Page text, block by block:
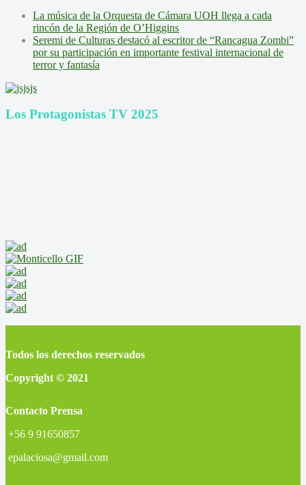
La música de la Orquesta de Cámara UOH llega a cada
rincón de la Región de O’Higgins
Seremi de Culturas destacó al escritor de “Rancagua Zombi”
por su participación en importante festival internacional de
terror y fantasía
Los Protagonistas TV 2025
Todos los derechos reservados
Copyright © 2021
Contacto Prensa
+56 9 91650857
epalaciosa@gmail.com